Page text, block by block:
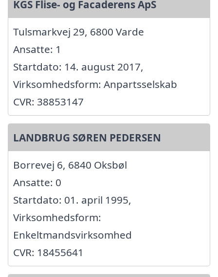
KGS Flise- og Facaderens ApS
Tulsmarkvej 29, 6800 Varde
Ansatte: 1
Startdato: 14. august 2017,
Virksomhedsform: Anpartsselskab
CVR: 38853147
LANDBRUG SØREN PEDERSEN
Borrevej 6, 6840 Oksbøl
Ansatte: 0
Startdato: 01. april 1995,
Virksomhedsform:
Enkeltmandsvirksomhed
CVR: 18455641